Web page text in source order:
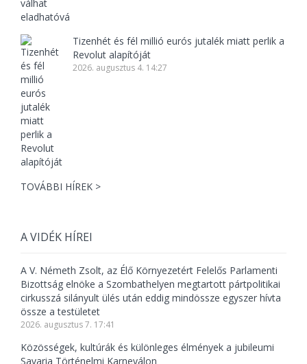
Tizenhét és fél millió eurós jutalék miatt perlik a
Revolut alapítóját
2026. augusztus 4. 14:27
TOVÁBBI HÍREK >
A VIDÉK HÍREI
A V. Németh Zsolt, az Élő Környezetért Felelős Parlamenti
Bizottság elnöke a Szombathelyen megtartott pártpolitikai
cirkusszá silányult ülés után eddig mindössze egyszer hívta
össze a testületet
2026. augusztus 7. 17:41
Közösségek, kultúrák és különleges élmények a jubileumi
Savaria Történelmi Karneválon